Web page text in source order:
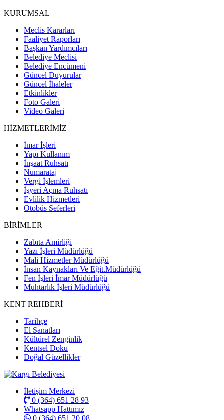
KURUMSAL
Meclis Kararları
Faaliyet Raporları
Başkan Yardımcıları
Belediye Meclisi
Belediye Encümeni
Güncel Duyurular
Güncel İhaleler
Etkinlikler
Foto Galeri
Video Galeri
HİZMETLERİMİZ
İmar İşleri
Yapı Kullanım
İnşaat Ruhsatı
Numarataj
Vergi İşlemleri
İşyeri Açma Ruhsatı
Evlilik Hizmetleri
Otobüs Seferleri
BİRİMLER
Zabıta Amirliği
Yazı İşleri Müdürlüğü
Mali Hizmetler Müdürlüğü
İnsan Kaynakları Ve Eğit.Müdürlüğü
Fen İşleri İmar Müdürlüğü
Muhtarlık İşleri Müdürlüğü
KENT REHBERİ
Tarihçe
El Sanatları
Kültürel Zenginlik
Kentsel Doku
Doğal Güzellikler
İletişim Merkezi
0 (364) 651 28 93
Whatsapp Hattımız